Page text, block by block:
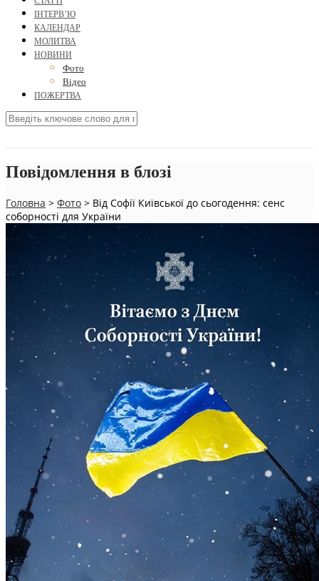
ІНТЕРВ’Ю
КАЛЕНДАР
МОЛИТВА
НОВИНИ
Фото
Відео
ПОЖЕРТВА
Повідомлення в блозі
Головна > Фото > Від Софії Київської до сьогодення: сенс
соборності для України